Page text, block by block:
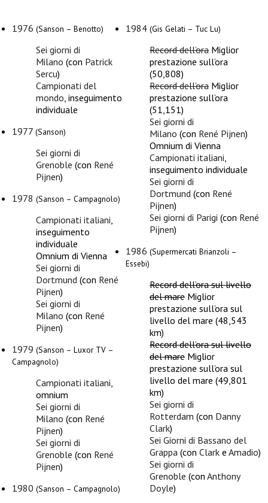
1976 (Sanson – Benotto)
Sei giorni di
Milano (con Patrick
Sercu)
Campionati del
mondo, inseguimento
individuale
1977 (Sanson)
Sei giorni di
Grenoble (con René
Pijnen)
1978 (Sanson – Campagnolo)
Campionati italiani,
inseguimento
individuale
Omnium di Vienna
Sei giorni di
Dortmund (con René
Pijnen)
Sei giorni di
Milano (con René
Pijnen)
1979 (Sanson – Luxor TV –
Campagnolo)
Campionati italiani,
omnium
Sei giorni di
Milano (con René
Pijnen)
Sei giorni di
Grenoble (con René
Pijnen)
1980 (Sanson – Campagnolo)
1984 (Gis Gelati – Tuc Lu)
Record dell’ora Miglior
prestazione sull’ora
(50,808)
Record dell’ora Miglior
prestazione sull’ora
(51,151)
Sei giorni di
Milano (con René Pijnen)
Omnium di Vienna
Campionati italiani,
inseguimento individuale
Sei giorni di
Dortmund (con René
Pijnen)
Sei giorni di Parigi (con René
Pijnen)
1986 (Supermercati Brianzoli –
Essebi)
Record dell’ora sul livello
del mare Miglior
prestazione sull’ora sul
livello del mare (48,543
km)
Record dell’ora sul livello
del mare Miglior
prestazione sull’ora sul
livello del mare (49,801
km)
Sei giorni di
Rotterdam (con Danny
Clark)
Sei Giorni di Bassano del
Grappa (con Clark e Amadio)
Sei giorni di
Grenoble (con Anthony
Doyle)